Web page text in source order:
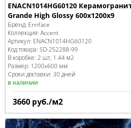
ENACN1014HG60120
Grande High Glossy 600х1200х9
Бренд: Ennface
Коллекция: Accent
Артикул: ENACN1014HG60120
Код товара: SD-252288-99
В коробке: 2 шт, 1.44 м2
Размер: 1200x600 мм
Сроки доставки: 30 дней
в наличии
3660 руб./м2